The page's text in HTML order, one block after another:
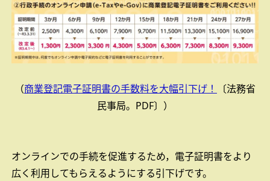
（商業登記電子証明書の手数料を大幅引下げ！
〔法務省
民事局。PDF〕）
オンラインでの手続を促進するため，電子証明書をより
広く利用してもらえるようにする引下げです。